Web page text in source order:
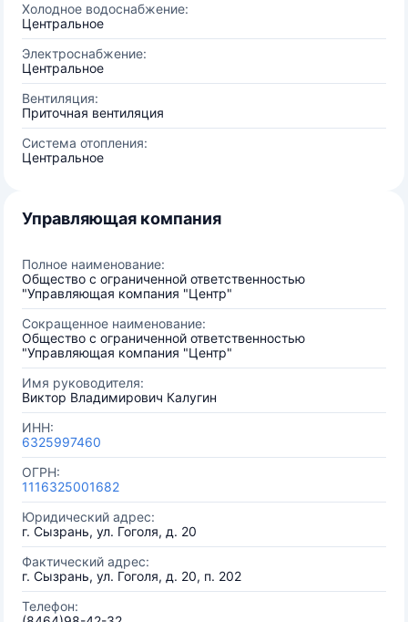
Холодное водоснабжение:
Центральное
Электроснабжение:
Центральное
Вентиляция:
Приточная вентиляция
Система отопления:
Центральное
Управляющая компания
Полное наименование:
Общество с ограниченной ответственностью
"Управляющая компания "Центр"
Сокращенное наименование:
Общество с ограниченной ответственностью
"Управляющая компания "Центр"
Имя руководителя:
Виктор Владимирович Калугин
ИНН:
6325997460
ОГРН:
1116325001682
Юридический адрес:
г. Сызрань, ул. Гоголя, д. 20
Фактический адрес:
г. Сызрань, ул. Гоголя, д. 20, п. 202
Телефон: